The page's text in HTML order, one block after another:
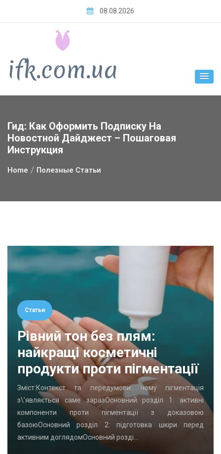
08.08.2026
Гид: Как Оформить Подписку На
Новостной Дайджест – Пошаговая
Инструкция
Home Полезные Статьи
Статьи
Рівний тон без плям:
найкращі косметичні
продукти проти пігментації
Зміст:Контекст та передумови: чому пігментація
з\’являється саме заразОсновний розділ 1: активні
компоненти проти пігментації з доказовою
базоюОсновний розділ 2: підготовка шкіри перед
активним доглядомОсновний розді…